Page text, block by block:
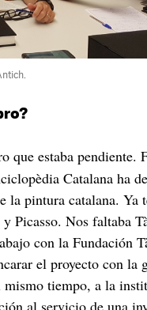
que estaba pendiente.
Catalana ha
la pintura catalana. Ya
Picasso. Nos faltaba
con la Fundación
el proyecto con la
mismo tiempo, a la